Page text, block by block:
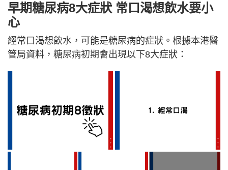
早期糖尿病8大症狀 常口渴想飲水要小
心
經常口渴想飲水，可能是糖尿病的症狀。根據本港醫
管局資料，糖尿病初期會出現以下8大症狀：